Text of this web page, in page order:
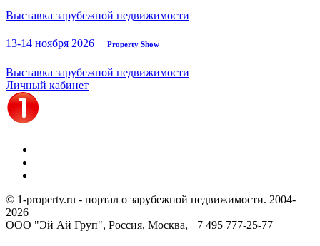
Выставка зарубежной недвижимости
13-14 ноября 2026 Property Show
Выставка зарубежной недвижимости
Личный кабинет
© 1-property.ru - портал о зарубежной недвижимости. 2004-
2026
ООО "Эй Ай Груп", Россия, Москва, +7 495 777-25-77